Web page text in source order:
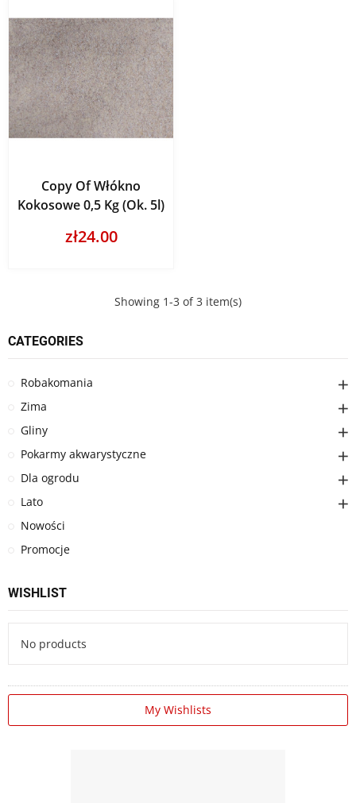
Copy Of Włókno
Kokosowe 0,5 Kg (ok. 5l)
zł24.00
Showing 1-3 of 3 item(s)
CATEGORIES
Robakomania
Zima
Gliny
Pokarmy akwarystyczne
Dla ogrodu
Lato
Nowości
Promocje
WISHLIST
No products
My Wishlists